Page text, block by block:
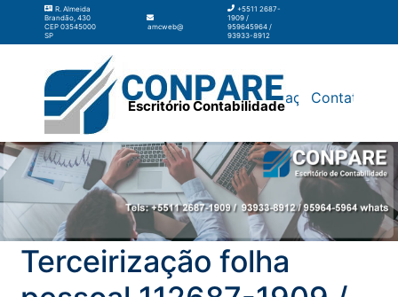
R. Almeida
Brandão, 430
CEP 03545000
SP
amcweb@amcweb.com.br
+5511 2687-
1909 /
959645964 /
93933-8912
Silos GalpãoContabilidadeTerceirizaçãoContato
Escritório Contabilidade
Terceirização folha